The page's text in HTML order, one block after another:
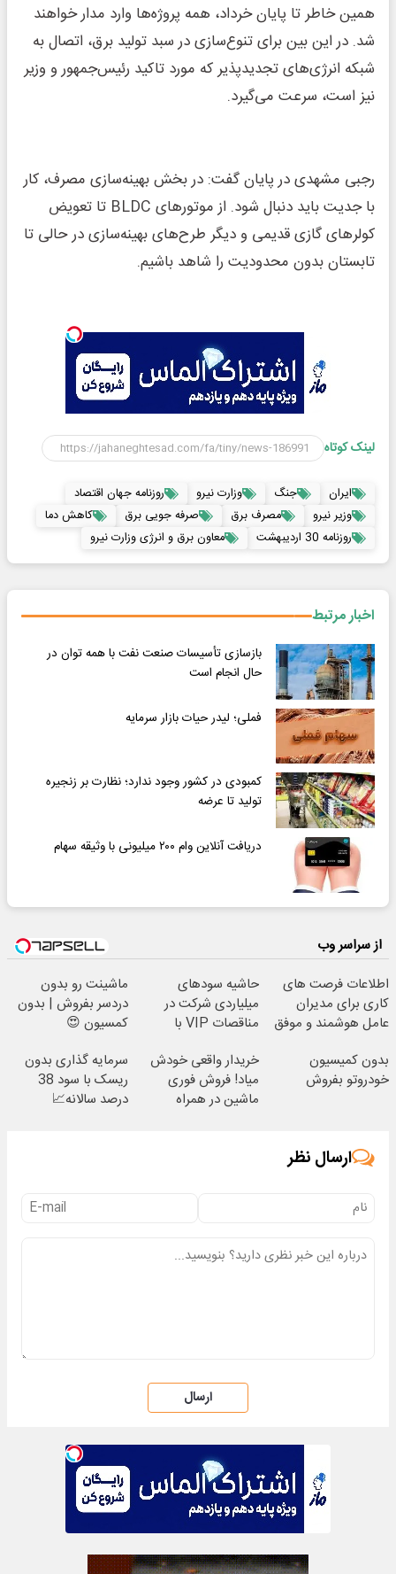
همین خاطر تا پایان خرداد، همه پروژه‌ها وارد مدار خواهند
شد. در این بین برای تنوع‌سازی در سبد تولید برق، اتصال به
شبکه انرژی‌های تجدیدپذیر که مورد تاکید رئیس‌جمهور و وزیر
نیز است، سرعت می‌گیرد.
رجبی مشهدی در پایان گفت: در بخش بهینه‌سازی مصرف، کار
با جدیت باید دنبال شود. از موتورهای BLDC تا تعویض
کولرهای گازی قدیمی و دیگر طرح‌های بهینه‌سازی در حالی تا
تابستان بدون محدودیت را شاهد باشیم.
لینک کوتاه
ایران جنگ وزارت نیرو
روزنامه جهان اقتصاد
وزیر نیرو
مصرف برق صرفه جویی برق
کاهش دما
روزنامه 30 اردیبهشت
معاون برق و انرژی وزارت نیرو
اخبار مرتبط
بازسازی تأسیسات صنعت نفت با همه توان در
حال انجام است
فملی؛ لیدر حیات بازار سرمایه
کمبودی در کشور وجود ندارد؛ نظارت بر زنجیره
تولید تا عرضه
دریافت آنلاین وام ۲۰۰ میلیونی با وثیقه سهام
از سراسر وب
اطلاعات فرصت های
کاری برای مدیران
عامل هوشمند و موفق
حاشیه سودهای
میلیاردی شرکت در
مناقصات VIP با
ماشینت رو بدون
دردسر بفروش | بدون
کمسیون 😍
بدون کمیسیون
خودروتو بفروش
خریدار واقعی خودش
میاد! فروش فوری
ماشین در همراه
سرمایه گذاری بدون
ریسک با سود 38
درصد سالانه📈
ارسال نظر
ارسال